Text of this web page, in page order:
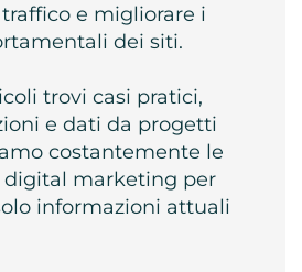
e migliorare i
dei siti.
trovi casi pratici,
e dati da progetti
costantemente le
digital marketing per
informazioni attuali